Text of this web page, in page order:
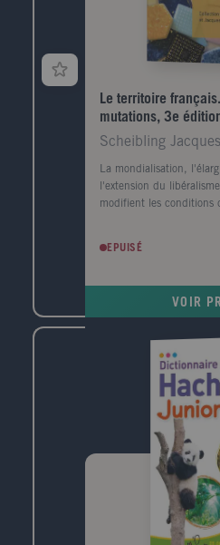
Le territoire
mutations, 3e
Scheibling
La mondialisation,
l'extension du
modifient les conditions
économiques et
assistons à un
entièrement mis à jour,
de l'enseignement, aux
préparatoires ainsi
EPUISÉ
VOIR